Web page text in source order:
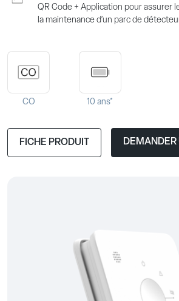
QR Code + Application pour assurer
la maintenance d’un parc de
CO 10 ans*
FICHE PRODUIT DEMANDER